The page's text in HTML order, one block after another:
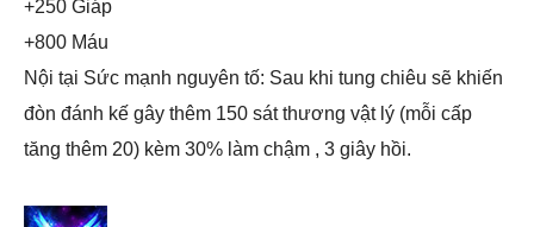
+250 Giáp
+800 Máu
Nội tại Sức mạnh nguyên tố: Sau khi tung chiêu sẽ khiến
đòn đánh kế gây thêm 150 sát thương vật lý (mỗi cấp
tăng thêm 20) kèm 30% làm chậm , 3 giây hồi.